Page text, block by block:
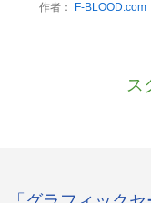
作者：
F-BLOOD.com
ス